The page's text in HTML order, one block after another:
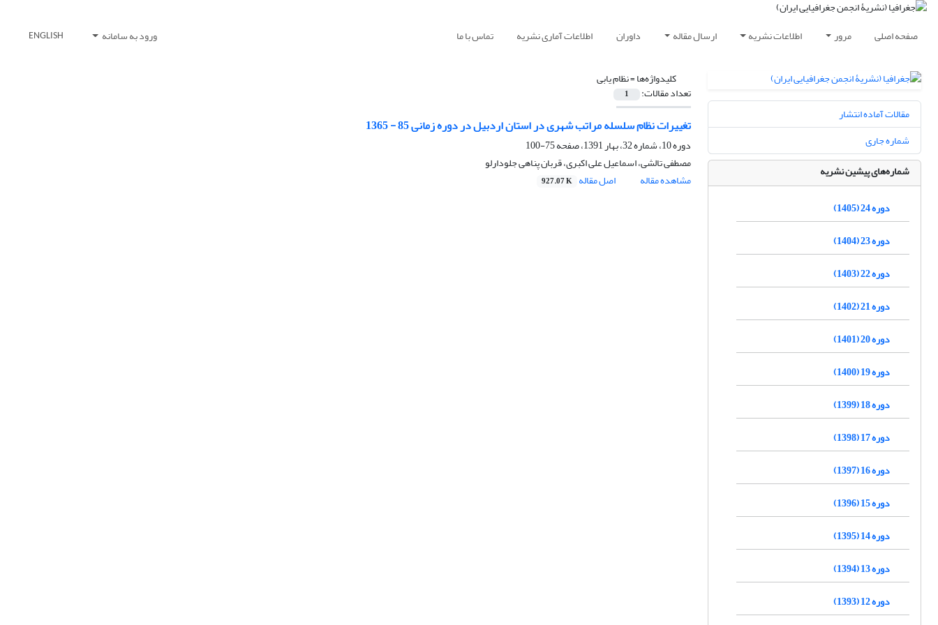
صفحه اصلی مرور اطلاعات نشریه ارسال مقاله داوران اطلاعات آماری نشریه تماس با ما ورود به سامانه ENGLISH
کلیدواژه‌ها =نظام یابی
تعداد مقالات: 1
تغییرات نظام سلسله مراتب شهری در استان اردبیل در دوره زمانی 85 - 1365
دوره 10، شماره 32، بهار 1391، صفحه
75-100
مصطفی تالشی، اسماعیل علی اکبری، قربان پناهی جلودارلو
مشاهده مقاله
اصل مقاله 927.07 K
مقالات آماده انتشار
شماره جاری
شماره‌های پیشین نشریه
دوره 24 (1405)
دوره 23 (1404)
دوره 22 (1403)
دوره 21 (1402)
دوره 20 (1401)
دوره 19 (1400)
دوره 18 (1399)
دوره 17 (1398)
دوره 16 (1397)
دوره 15 (1396)
دوره 14 (1395)
دوره 13 (1394)
دوره 12 (1393)